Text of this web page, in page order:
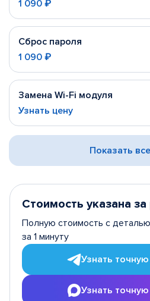
1 090 ₽
Сброс пароля
1 090 ₽
Замена Wi-Fi модуля
Узнать цену
Показать
Стоимость указана за
Полную стоимость с
за 1 минуту
Узнать
Узнать